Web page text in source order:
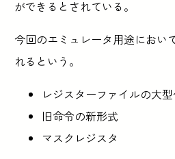
ができるとされている。
今回のエミュレータ用途におい
れるという。
レジスターファイルの大
旧命令の新形式
マスクレジスタ